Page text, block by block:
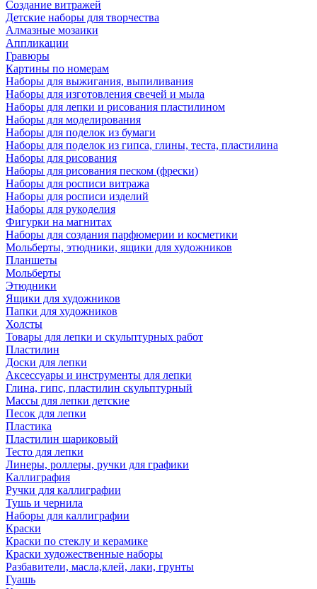
Создание витражей
Детские наборы для творчества
Алмазные мозаики
Аппликации
Гравюры
Картины по номерам
Наборы для выжигания, выпиливания
Наборы для изготовления свечей и мыла
Наборы для лепки и рисования пластилином
Наборы для моделирования
Наборы для поделок из бумаги
Наборы для поделок из гипса, глины, теста, пластилина
Наборы для рисования
Наборы для рисования песком (фрески)
Наборы для росписи витража
Наборы для росписи изделий
Наборы для рукоделия
Фигурки на магнитах
Наборы для создания парфюмерии и косметики
Мольберты, этюдники, ящики для художников
Планшеты
Мольберты
Этюдники
Ящики для художников
Папки для художников
Холсты
Товары для лепки и скульптурных работ
Пластилин
Доски для лепки
Аксессуары и инструменты для лепки
Глина, гипс, пластилин скульптурный
Массы для лепки детские
Песок для лепки
Пластика
Пластилин шариковый
Тесто для лепки
Линеры, роллеры, ручки для графики
Каллиграфия
Ручки для каллиграфии
Тушь и чернила
Наборы для каллиграфии
Краски
Краски по стеклу и керамике
Краски художественные наборы
Разбавители, масла,клей, лаки, грунты
Гуашь